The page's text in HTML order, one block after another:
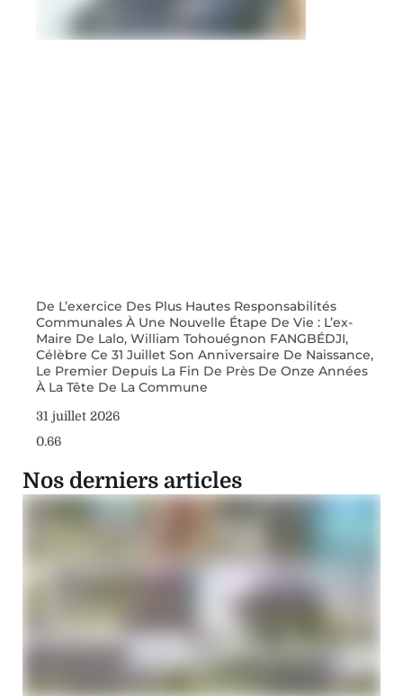
De L’exercice Des Plus Hautes Responsabilités
Communales À Une Nouvelle Étape De Vie : L’ex-
Maire De Lalo, William Tohouégnon FANGBÉDJI,
Célèbre Ce 31 Juillet Son Anniversaire De Naissance,
Le Premier Depuis La Fin De Près De Onze Années
À La Tête De La Commune
31 juillet 2026
Nos derniers articles